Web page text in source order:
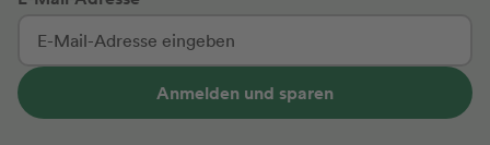
Anmelden und sparen